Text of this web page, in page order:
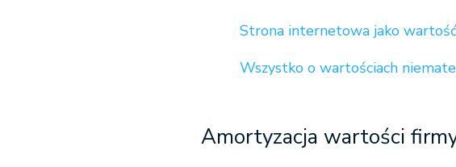
Strona internetowa jako
Wszystko o wartościach
Amortyzacja wartości